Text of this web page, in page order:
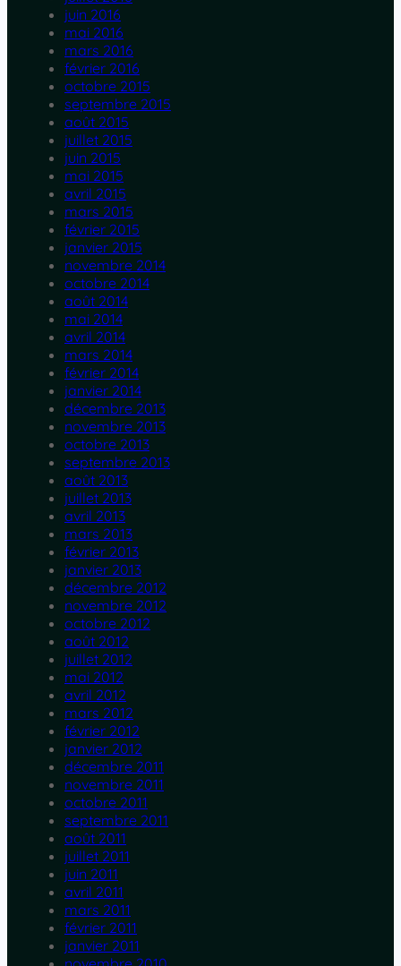
juin 2016
mai 2016
mars 2016
février 2016
octobre 2015
septembre 2015
août 2015
juillet 2015
juin 2015
mai 2015
avril 2015
mars 2015
février 2015
janvier 2015
novembre 2014
octobre 2014
août 2014
mai 2014
avril 2014
mars 2014
février 2014
janvier 2014
décembre 2013
novembre 2013
octobre 2013
septembre 2013
août 2013
juillet 2013
avril 2013
mars 2013
février 2013
janvier 2013
décembre 2012
novembre 2012
octobre 2012
août 2012
juillet 2012
mai 2012
avril 2012
mars 2012
février 2012
janvier 2012
décembre 2011
novembre 2011
octobre 2011
septembre 2011
août 2011
juillet 2011
juin 2011
avril 2011
mars 2011
février 2011
janvier 2011